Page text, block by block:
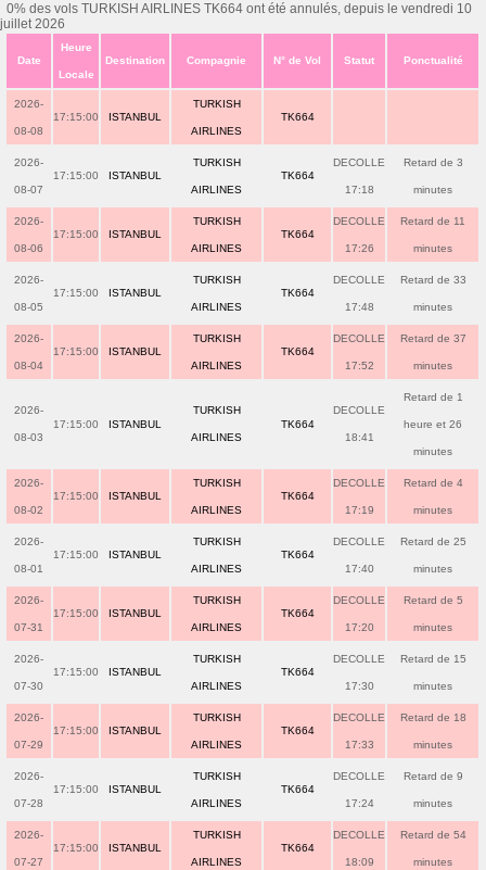
0% des vols TURKISH AIRLINES TK664 ont été annulés, depuis le vendredi 10
juillet 2026
Date
Heure
Locale
Destination Compagnie N° de Vol Statut Ponctualité
2026-
08-08
17:15:00 ISTANBUL
TURKISH
AIRLINES
TK664
2026-
08-07
17:15:00 ISTANBUL
TURKISH
AIRLINES
TK664
DECOLLE
17:18
Retard de 3
minutes
2026-
08-06
17:15:00 ISTANBUL
TURKISH
AIRLINES
TK664
DECOLLE
17:26
Retard de 11
minutes
2026-
08-05
17:15:00 ISTANBUL
TURKISH
AIRLINES
TK664
DECOLLE
17:48
Retard de 33
minutes
2026-
08-04
17:15:00 ISTANBUL
TURKISH
AIRLINES
TK664
DECOLLE
17:52
Retard de 37
minutes
2026-
08-03
17:15:00 ISTANBUL
TURKISH
AIRLINES
TK664
DECOLLE
18:41
Retard de 1
heure et 26
minutes
2026-
08-02
17:15:00 ISTANBUL
TURKISH
AIRLINES
TK664
DECOLLE
17:19
Retard de 4
minutes
2026-
08-01
17:15:00 ISTANBUL
TURKISH
AIRLINES
TK664
DECOLLE
17:40
Retard de 25
minutes
2026-
07-31
17:15:00 ISTANBUL
TURKISH
AIRLINES
TK664
DECOLLE
17:20
Retard de 5
minutes
2026-
07-30
17:15:00 ISTANBUL
TURKISH
AIRLINES
TK664
DECOLLE
17:30
Retard de 15
minutes
2026-
07-29
17:15:00 ISTANBUL
TURKISH
AIRLINES
TK664
DECOLLE
17:33
Retard de 18
minutes
2026-
07-28
17:15:00 ISTANBUL
TURKISH
AIRLINES
TK664
DECOLLE
17:24
Retard de 9
minutes
2026-
07-27
17:15:00 ISTANBUL
TURKISH
AIRLINES
TK664
DECOLLE
18:09
Retard de 54
minutes